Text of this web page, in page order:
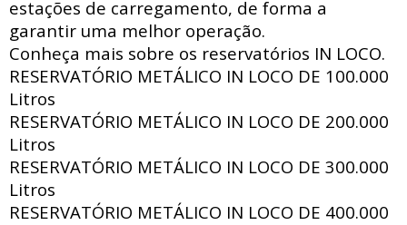
estações de carregamento, de forma a
garantir uma melhor operação.
Conheça mais sobre os reservatórios IN LOCO.
RESERVATÓRIO METÁLICO IN LOCO DE 100.000
Litros
RESERVATÓRIO METÁLICO IN LOCO DE 200.000
Litros
RESERVATÓRIO METÁLICO IN LOCO DE 300.000
Litros
RESERVATÓRIO METÁLICO IN LOCO DE 400.000